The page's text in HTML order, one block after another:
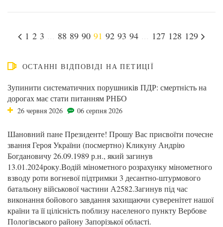
1 2 3 88 89 90 91 92 93 94 127 128 129
ОСТАННІ ВІДПОВІДІ НА ПЕТИЦІЇ
Зупинити систематичних порушників ПДР: смертність на
дорогах має стати питанням РНБО
26 червня 2026 06 серпня 2026
Шановний пане Президенте! Прошу Вас присвоїти почесне
звання Героя України (посмертно) Кликуну Андрію
Богдановичу 26.09.1989 р.н., який загинув
13.01.2024року.Водій мінометного розрахунку мінометного
взводу роти вогневої підтримки 3 десантно-штурмового
батальону військової частини А2582.Загинув під час
виконання бойового завдання захищаючи суверенітет нашої
країни та її цілісність поблизу населеного пункту Вербове
Пологівського району Запорізької області.